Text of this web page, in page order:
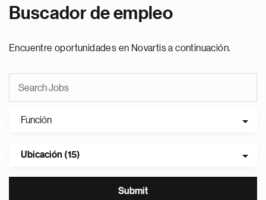
Buscador de empleo
Encuentre oportunidades en Novartis a continuación.
Función
Ubicación (15)